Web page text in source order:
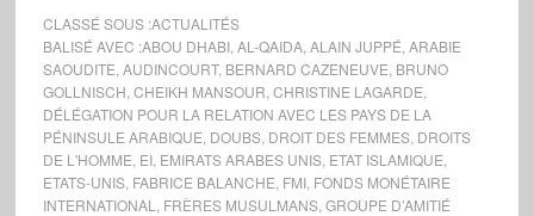
CLASSÉ SOUS :ACTUALITÉS
BALISÉ AVEC :ABOU DHABI, AL-QAIDA, ALAIN JUPPÉ ARABIE
SAOUDITE AUDINCOURT, BERNARD CAZENEUVE BRUNO
GOLLNISCH CHEIKH MANSOUR CHRISTINE LAGARDE
DÉLÉGATION POUR LA RELATION AVEC LES PAYS DE LA
PÉNINSULE ARABIQUE DOUBS, DROIT DES FEMMES, DROITS
DE L'HOMME EI, EMIRATS ARABES UNIS, ETAT ISLAMIQUE
ETATS-UNIS, FABRICE BALANCHE FMI, FONDS MONÉTAIRE
INTERNATIONAL
FRÈRES MUSULMANS, GROUPE D’AMITIÉ